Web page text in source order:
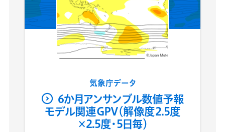
気象庁データ
6か月アンサンブル数値予報
モデル関連GPV（解像度2.5度
×2.5度・5日毎）